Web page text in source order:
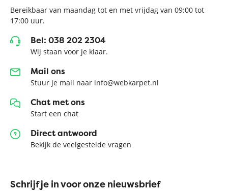
Bereikbaar van maandag tot en met vrijdag van 09:00 tot
17:00 uur.
Bel: 038 202 2304
Wij staan voor je klaar.
Mail ons
Stuur je mail naar info@webkarpet.nl
Chat met ons
Start een chat
Direct antwoord
Bekijk de veelgestelde vragen
Schrijf je in voor onze nieuwsbrief